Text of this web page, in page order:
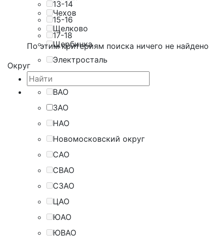
Чехов
Щелково
Щербинка
Электросталь
13-14
15-16
17-18
По этим критериям поиска ничего не найдено
Округ
ВАО
ЗАО
НАО
Новомосковский округ
САО
СВАО
СЗАО
ЦАО
ЮАО
ЮВАО